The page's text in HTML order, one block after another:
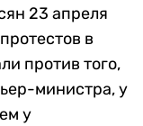
23 апреля
в
против того,
министра, у
у